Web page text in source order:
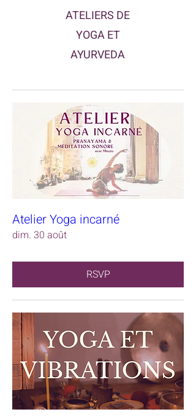
ATELIERS DE
YOGA ET
AYURVEDA
Atelier Yoga incarné
dim. 30 août
RSVP